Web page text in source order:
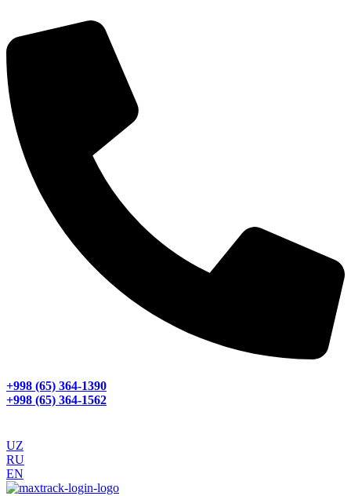
+998 (65) 364-1390
+998 (65) 364-1562
UZ
RU
EN